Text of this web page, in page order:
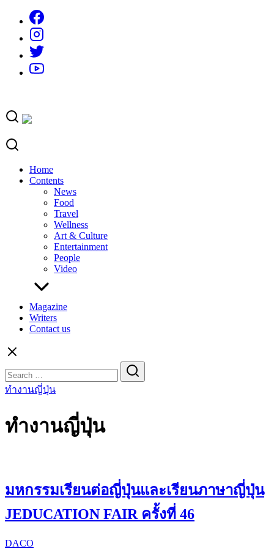
content
Home
Contents
News
Food
Travel
Wellness
Art & Culture
Entertainment
People
Video
Magazine
Writers
Contact us
for:
ทำงานญี่ปุ่น
ทำงานญี่ปุ่น
มหกรรมเรียนต่อญี่ปุ่นและเรียนภาษาญี่ปุ่น
JEDUCATION FAIR ครั้งที่ 46
DACO